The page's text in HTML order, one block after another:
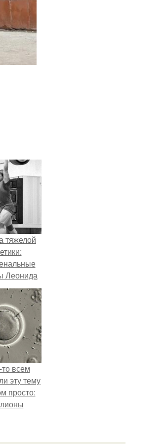
тяжелой
Леонида
то всем
эту тему
просто:
самый